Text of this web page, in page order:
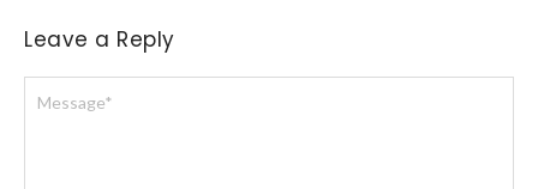
Leave a Reply